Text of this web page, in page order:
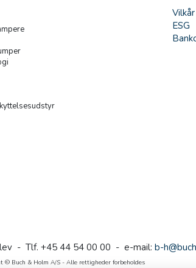
Vilkår
ESG
- Tlf. +45 44 54 00 00 - e-mail: b-
© Buch & Holm A/S - Alle rettigheder forbeholdes